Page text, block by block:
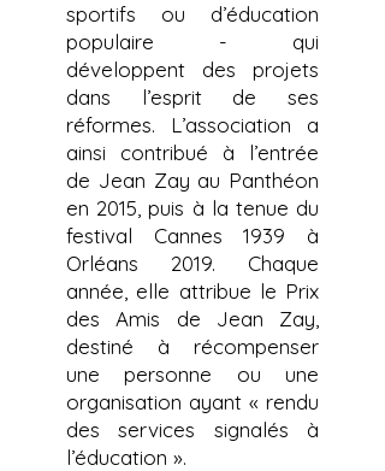
sportifs ou d’éducation
populaire - qui
développent des projets
dans l’esprit de ses
réformes. L’association a
ainsi contribué à l’entrée
de Jean Zay au Panthéon
en 2015, puis à la tenue du
festival Cannes 1939 à
Orléans 2019. Chaque
année, elle attribue le Prix
des Amis de Jean Zay,
destiné à récompenser
une personne ou une
organisation ayant « rendu
des services signalés à
l’éducation ».